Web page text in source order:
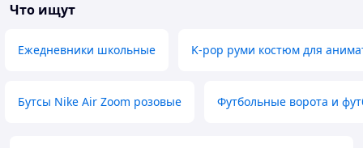
Что ищут
Ежедневники школьные K-pop руми костюм для
Бутсы Nike Air Zoom розовые Футбольные ворота и